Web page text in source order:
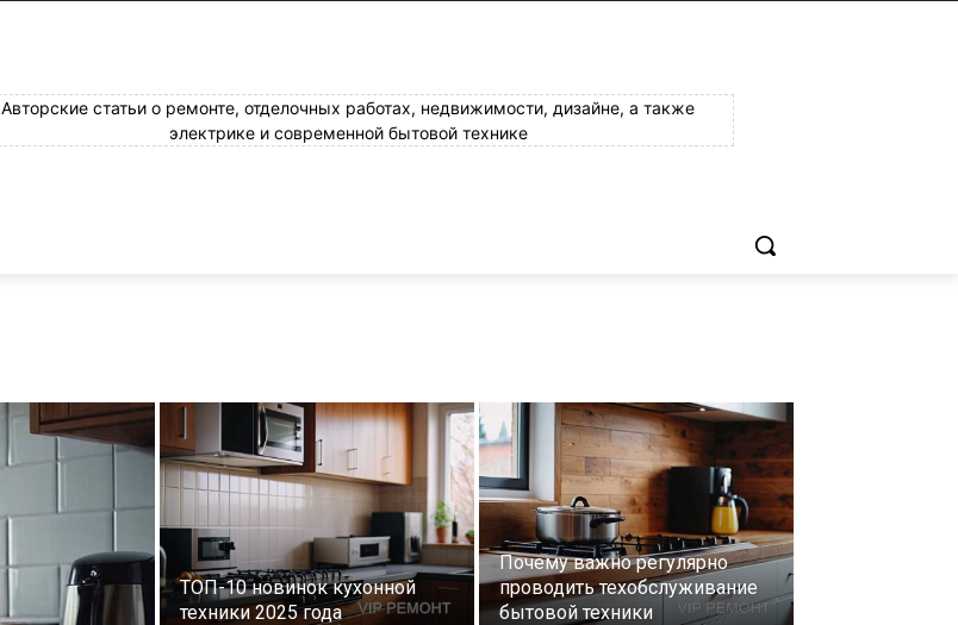
Авторские статьи о ремонте, отделочных работах, недвижимости, дизайне, а также
электрике и современной бытовой технике
ТОП-10 новинок кухонной
техники 2025 года
Почему важно регулярно
проводить техобслуживание
бытовой техники